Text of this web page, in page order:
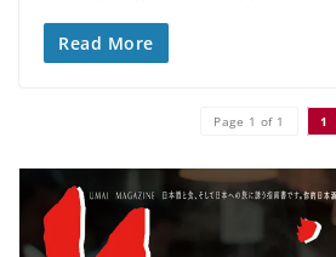
Read More
Page 1 of 1 1